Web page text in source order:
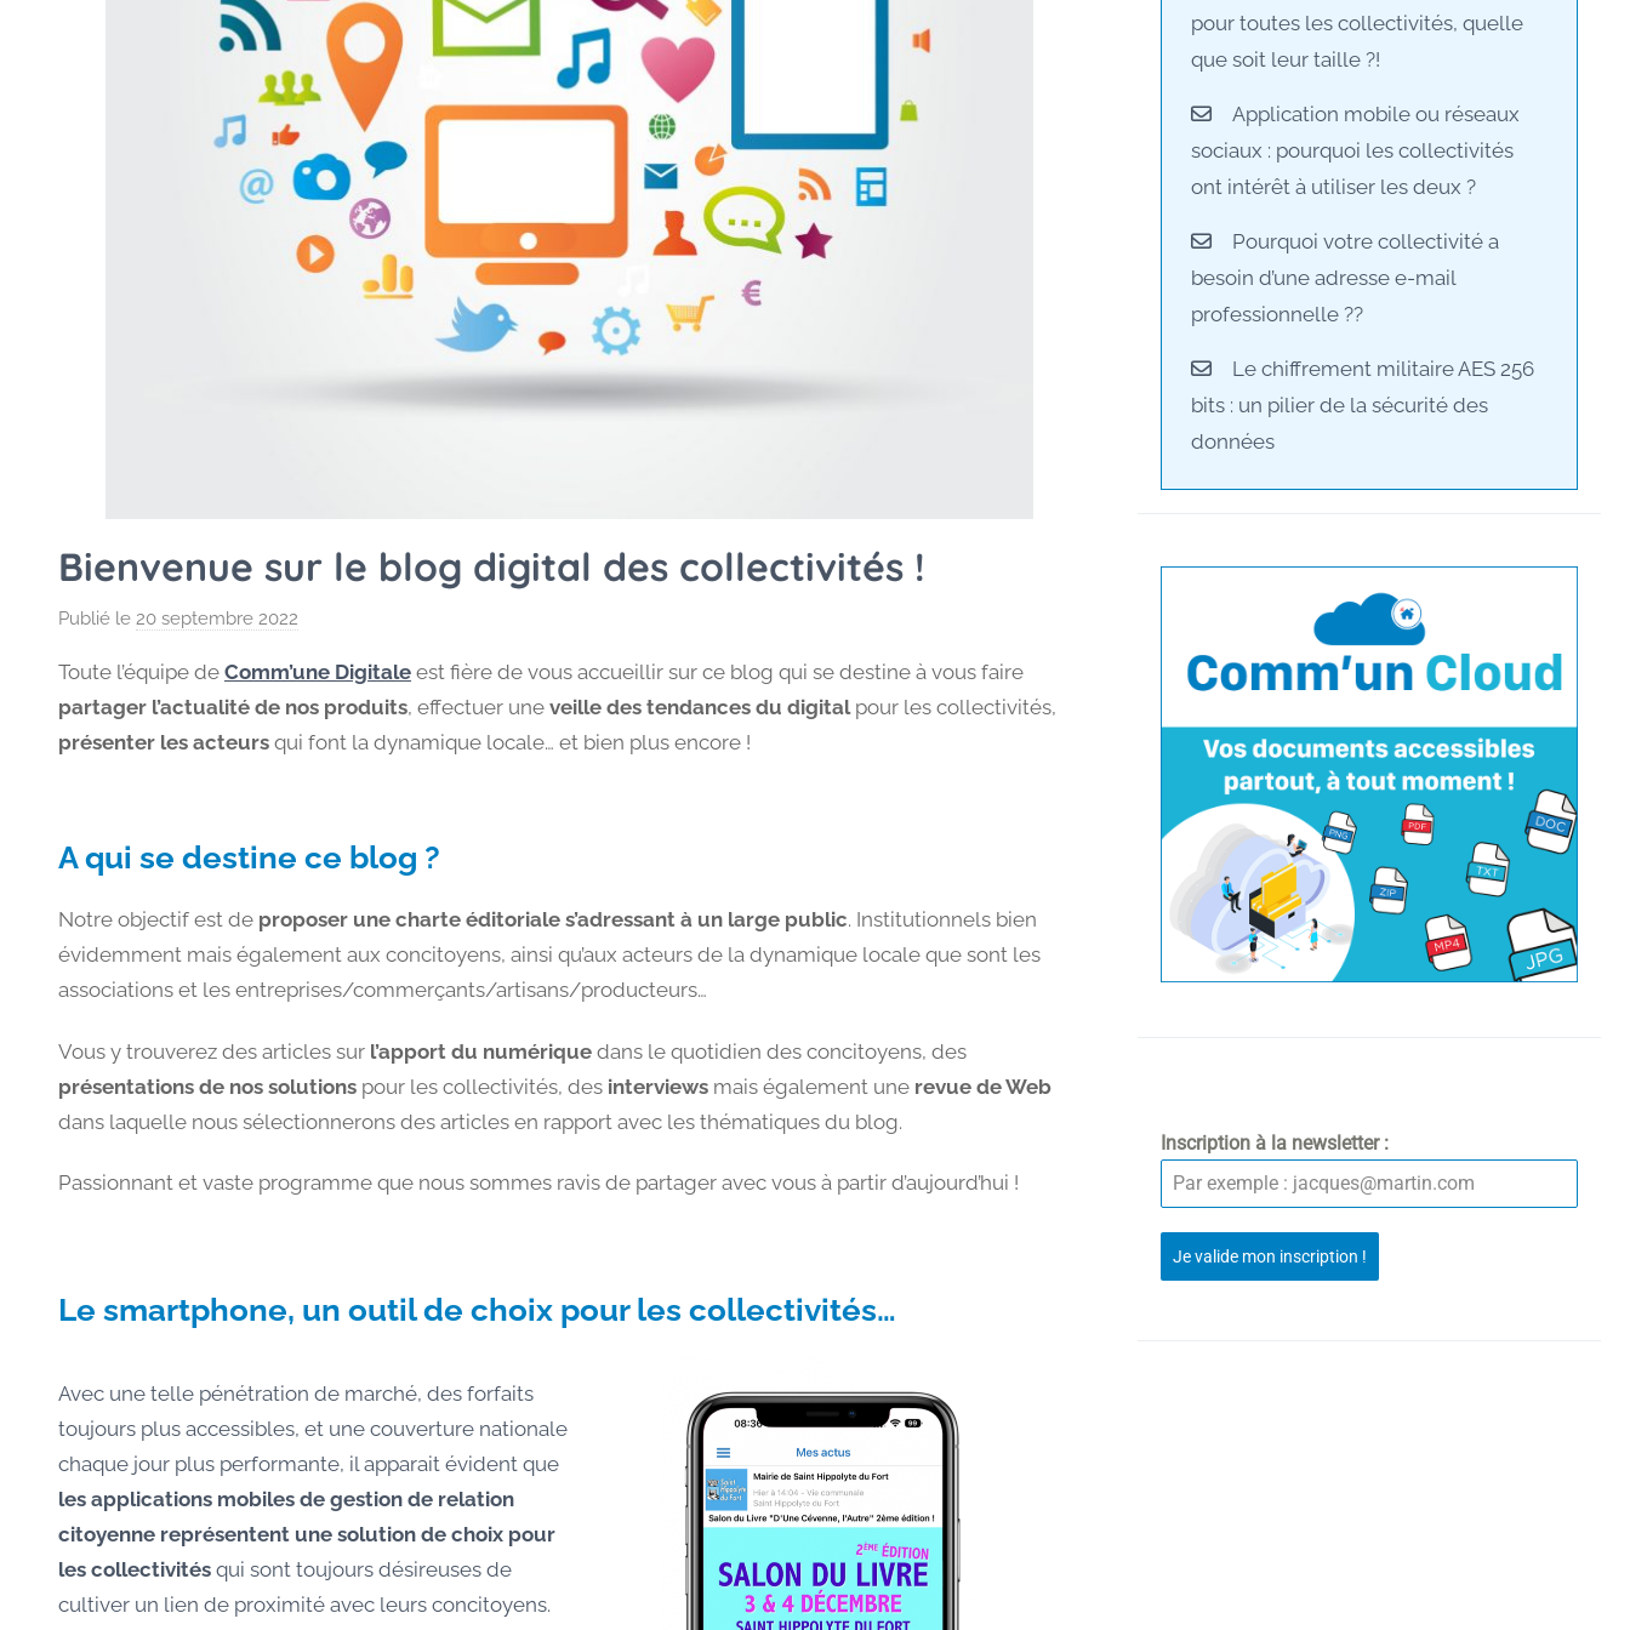
Bienvenue sur le blog digital des collectivités !
Publié le 20 septembre 2022
r
M
a
n
Toute l’équipe de Comm’une Digitale est fière de vous accueillir sur ce blog qui se destine à vous faire
partager l’actualité de nos produits, effectuer une veille des tendances du digitalpour les collectivités,
présenter les acteurs qui font la dynamique locale… et bien plus encore !
A qui se destine ce blog ?
Notre objectif est de proposer une charte éditoriale s’adressant à un large public. Institutionnels bien
évidemment mais également aux concitoyens, ainsi qu’aux acteurs de la dynamique locale que sont les
associations et les entreprises/commerçants/artisans/producteurs…
Vous y trouverez des articles sur l’apport du numérique dans le quotidien des concitoyens, des
présentations de nos solutions pour les collectivités, des interviews mais également une revue de Web
dans laquelle nous sélectionnerons des articles en rapport avec les thématiques du blog.
Passionnant et vaste programme que nous sommes ravis de partager avec vous à partir d’aujourd’hui !
Le smartphone, un outil de choix pour les collectivités…
Avec une telle pénétration de marché, des forfaits
toujours plus accessibles, et une couverture nationale
chaque jour plus performante, il apparait évident que
les applications mobiles de gestion de relation
citoyenne représentent une solution de choix pour
les collectivités qui sont toujours désireuses de
cultiver un lien de proximité avec leurs concitoyens.
pour toutes les collectivités, quelle
que soit leur taille ?!
Application mobile ou réseaux
sociaux : pourquoi les collectivités
ont intérêt à utiliser les deux ?
Pourquoi votre collectivité a
besoin d’une adresse e-mail
professionnelle ??
Le chiffrement militaire AES 256
bits : un pilier de la sécurité des
données
Inscription à la newsletter :
Je valide mon inscription !